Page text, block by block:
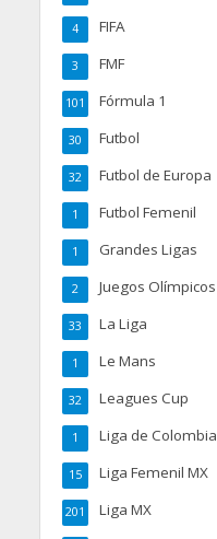
FIFA
4
FMF
3
Fórmula 1
101
Futbol
30
Futbol de Europa
32
Futbol Femenil
1
Grandes Ligas
1
Juegos Olímpicos
2
La Liga
33
Le Mans
1
Leagues Cup
32
Liga de Colombia
1
Liga Femenil MX
15
Liga MX
201